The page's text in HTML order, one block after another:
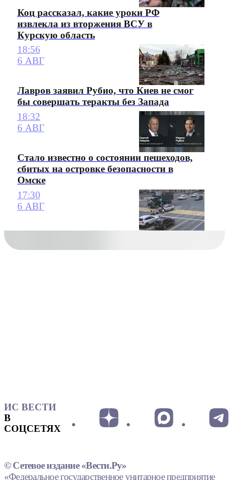
Коц рассказал, какие уроки РФ
извлекла из вторжения ВСУ в
Курскую область
18:56
6 АВГ
Лавров заявил Рубио, что Киев не смог
бы совершать теракты без Запада
18:32
6 АВГ
Стало известно о состоянии пешеходов,
сбитых на островке безопасности в
Омске
17:30
6 АВГ
ИС ВЕСТИ
В
СОЦСЕТЯХ
© Сетевое издание «Вести.Ру»
«Федеральное государственное унитарное предприятие